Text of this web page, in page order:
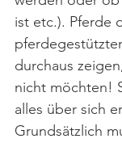
ist etc.). Pferde
durchaus
nicht möchten!
alles über sich
Grundsätzlich